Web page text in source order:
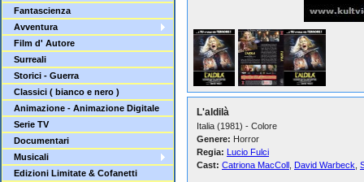
Fantascienza
Avventura
Film d' Autore
Surreali
Storici - Guerra
Classici ( bianco e nero )
Animazione - Animazione Digitale
Serie TV
Documentari
Musicali
Edizioni Limitate & Cofanetti
L'aldilà
Italia (1981) - Colore
Genere: Horror
Regia: Lucio Fulci
Cast: Catriona MacColl David Warbeck